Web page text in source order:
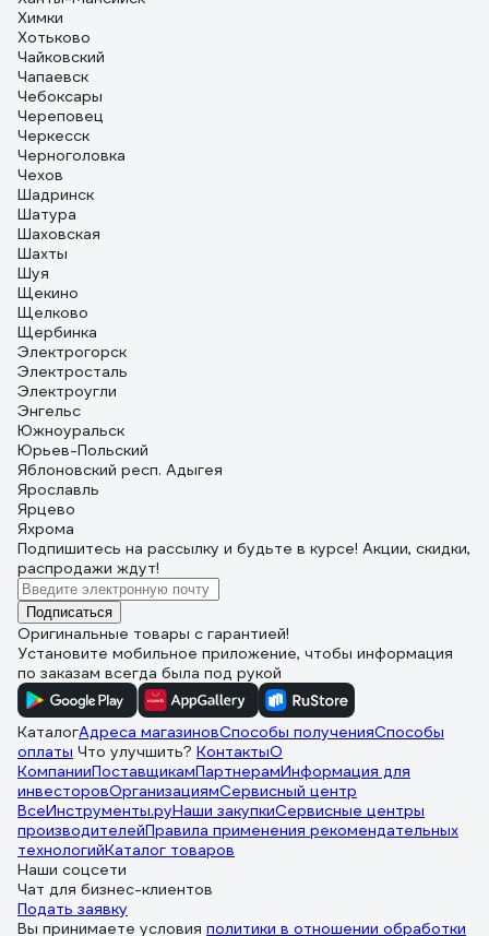
Химки
Хотьково
Чайковский
Чапаевск
Чебоксары
Череповец
Черкесск
Черноголовка
Чехов
Шадринск
Шатура
Шаховская
Шахты
Шуя
Щекино
Щелково
Щербинка
Электрогорск
Электросталь
Электроугли
Энгельс
Южноуральск
Юрьев-Польский
Яблоновский респ. Адыгея
Ярославль
Ярцево
Яхрома
Подпишитесь на рассылку и будьте в курсе! Акции, скидки,
распродажи ждут!
Подписаться
Оригинальные товары с гарантией!
Установите мобильное приложение, чтобы информация
по заказам всегда была под рукой
КаталогАдреса магазиновСпособы полученияСпособы
оплаты Что улучшить? КонтактыО
КомпанииПоставщикамПартнерамИнформация для
инвесторовОрганизациямСервисный центр
ВсеИнструменты.руНаши закупкиСервисные центры
производителейПравила применения рекомендательных
технологийКаталог товаров
Наши соцсети
Чат для бизнес-клиентов
Подать заявку
Вы принимаете условия политики в отношении обработки